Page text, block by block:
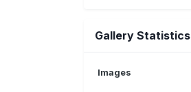
Gallery Statistics
Images